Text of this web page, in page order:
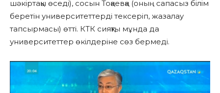
шәкіртақы өседі), сосын Тоқаевқа (оның сапасыз білім
беретін университеттерді тексеріп, жазалау
тапсырмасы) өтті. КТК сияқты мұнда да
университеттер өкілдеріне сөз бермеді.